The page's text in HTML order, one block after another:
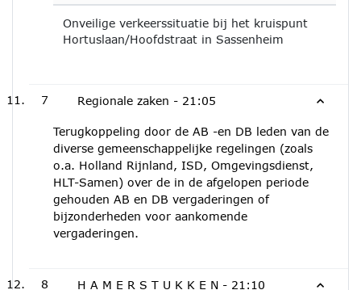
Onveilige verkeerssituatie bij het kruispunt
Hortuslaan/Hoofdstraat in Sassenheim
7 Regionale zaken - 21:05
Terugkoppeling door de AB -en DB leden van de
diverse gemeenschappelijke regelingen (zoals
o.a. Holland Rijnland, ISD, Omgevingsdienst,
HLT-Samen) over de in de afgelopen periode
gehouden AB en DB vergaderingen of
bijzonderheden voor aankomende
vergaderingen.
8 H A M E R S T U K K E N - 21:10